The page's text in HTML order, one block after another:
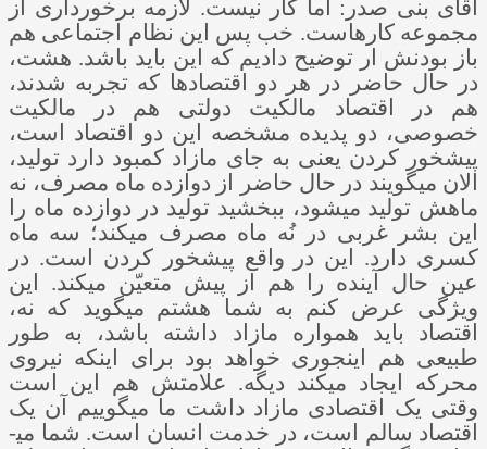
آقای بنی ­صدر: اما کار نیست. لازمه برخورداری از
مجموعه کارهاست. خب پس این نظام اجتماعی هم
باز بودنش ار توضیح دادیم که این باید باشد. هشت،
در حال حاضر در هر دو اقتصادها که تجربه شدند،
هم در اقتصاد مالکیت دولتی هم در مالکیت
خصوصی، دو پدیده مشخصه این دو اقتصاد است،
پیشخور کردن یعنی به جای مازاد کمبود دارد تولید،
الان می­گویند در حال حاضر از دوازده ماه مصرف، نه
ماهش تولید می­شود، ببخشید تولید در دوازده ماه را
این بشر غربی در نُه ماه مصرف می­کند؛ سه ماه
کسری دارد. این در واقع پیشخور کردن است. در
عین حال آینده را هم از پیش متعیّن می­کند. این
ویژگی عرض کنم به شما هشتم می­گوید که نه،
اقتصاد باید همواره مازاد داشته باشد، به طور
طبیعی هم اینجوری خواهد بود برای اینکه نیروی
محرکه ایجاد می­کند دیگه. علامتش هم این است
وقتی یک اقتصادی مازاد داشت ما می­گوییم آن یک
اقتصاد سالم است، در خدمت انسان است. شما می­